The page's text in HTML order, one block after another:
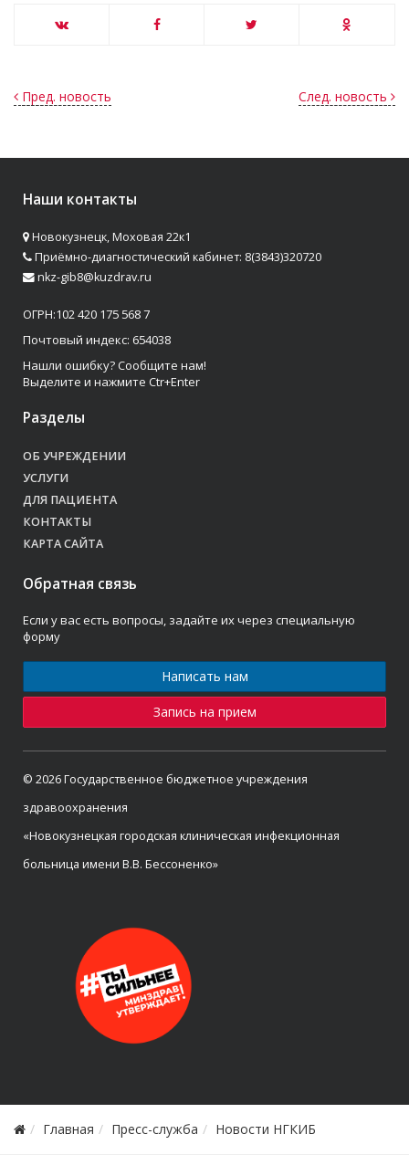
След. новость
Пред. новость
Наши контакты
Новокузнецк, Моховая 22к1
Приёмно-диагностический кабинет: 8(3843)320720
nkz-gib8@kuzdrav.ru
ОГРН:102 420 175 568 7
Почтовый индекс: 654038
Нашли ошибку? Сообщите нам!
Выделите и нажмите Ctr+Enter
Разделы
ОБ УЧРЕЖДЕНИИ
УСЛУГИ
ДЛЯ ПАЦИЕНТА
КОНТАКТЫ
КАРТА САЙТА
Обратная связь
Если у вас есть вопросы, задайте их через специальную
форму
Написать нам
Запись на прием
© 2026 Государственное бюджетное учреждения
здравоохранения
«Новокузнецкая городская клиническая инфекционная
больница имени В.В. Бессоненко»
Главная Пресс-служба Новости НГКИБ